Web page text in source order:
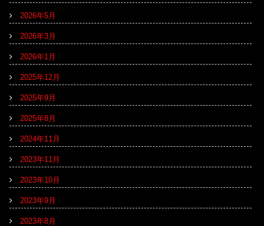
2026年5月
2026年3月
2026年1月
2025年12月
2025年9月
2025年8月
2024年11月
2023年11月
2023年10月
2023年9月
2023年8月